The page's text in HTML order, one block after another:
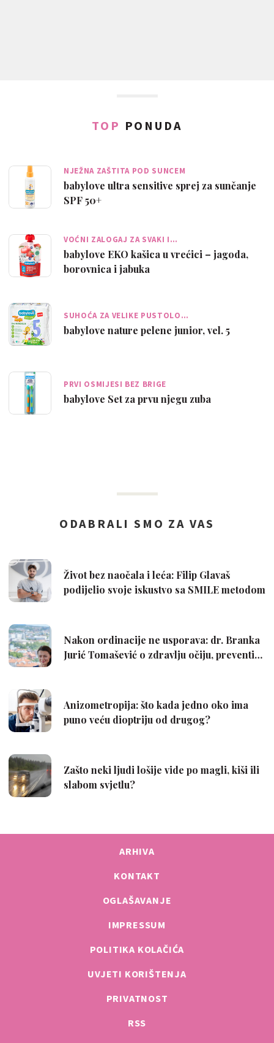
TOP PONUDA
NJEŽNA ZAŠTITA POD SUNCEM
babylove ultra sensitive sprej za sunčanje
SPF 50+
VOĆNI ZALOGAJ ZA SVAKI I…
babylove EKO kašica u vrećici – jagoda,
borovnica i jabuka
SUHOĆA ZA VELIKE PUSTOLO…
babylove nature pelene junior, vel. 5
PRVI OSMIJESI BEZ BRIGE
babylove Set za prvu njegu zuba
ARHIVA
KONTAKT
OGLAŠAVANJE
IMPRESSUM
POLITIKA KOLAČIĆA
UVJETI KORIŠTENJA
PRIVATNOST
RSS